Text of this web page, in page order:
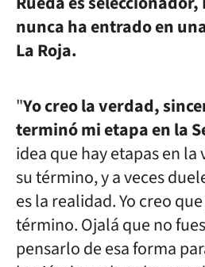
nunca ha entrado en
La Roja.
"Yo creo la verdad,
terminó mi etapa en la
idea que hay etapas en la
su término, y a veces
es la realidad.Yo creo
término. Ojalá que no
pensarlo de esa forma